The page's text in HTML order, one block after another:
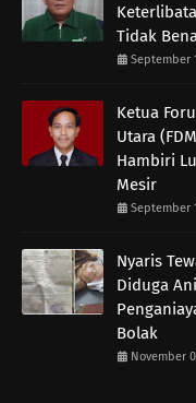
Tidak
September
Ketua
Utara
Hambiri
Mesir
September
Nyaris
Diduga
Bolak
November